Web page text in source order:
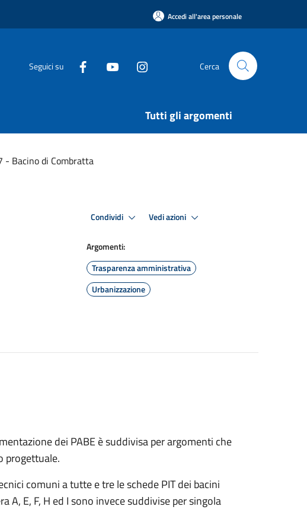
Accedi all'area personale
Seguici su Cerca
Tutti gli argomenti
- Bacino di Combratta
Condividi Vedi azioni
Argomenti:
Trasparenza amministrativa
Urbanizzazione
dei PABE è suddivisa per argomenti che
progettuale.
comuni a tutte e tre le schede PIT dei bacini
E, F, H ed I sono invece suddivise per singola